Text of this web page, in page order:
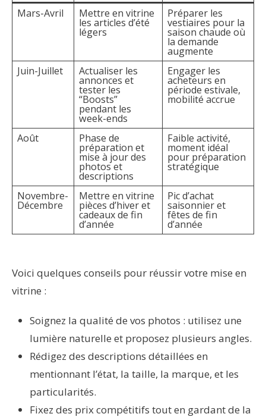
Mars-Avril Mettre en vitrine
les articles d’été
légers
Préparer les
vestiaires pour la
saison chaude où
la demande
augmente
Juin-Juillet
Actualiser les
annonces et
tester les
“Boosts”
pendant les
week-ends
Engager les
acheteurs en
période estivale,
mobilité accrue
Août Phase de
préparation et
mise à jour des
photos et
descriptions
Faible activité,
moment idéal
pour préparation
stratégique
Novembre-
Décembre
Mettre en vitrine
pièces d’hiver et
cadeaux de fin
d’année
Pic d’achat
saisonnier et
fêtes de fin
d’année
Voici quelques conseils pour réussir votre mise en
vitrine :
Soignez la qualité de vos photos : utilisez une
lumière naturelle et proposez plusieurs angles.
Rédigez des descriptions détaillées en
mentionnant l’état, la taille, la marque, et les
particularités.
Fixez des prix compétitifs tout en gardant de la